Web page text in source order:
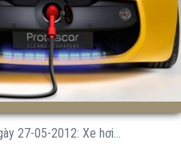
27-05-2012: Xe hơi...